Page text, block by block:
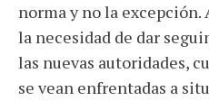
norma y no la
la necesidad de dar
las nuevas autoridades,
se vean enfrentadas a